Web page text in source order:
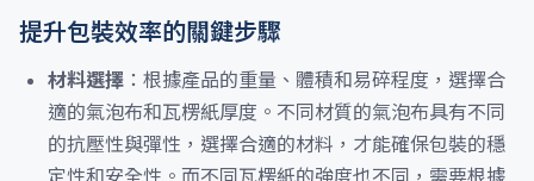
提升包裝效率的關鍵步驟
材料選擇 ：根據產品的重量、體積和易碎程度，選擇合
適的氣泡布和瓦楞紙厚度。不同材質的氣泡布具有不同
的抗壓性與彈性，選擇合適的材料，才能確保包裝的穩
定性和安全性。而不同瓦楞紙的強度也不同，需要根據